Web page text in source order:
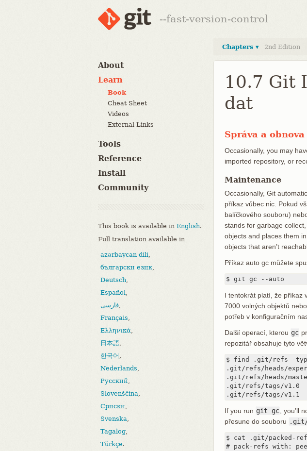
--fast-version-control
About
Learn
Book
Cheat Sheet
Videos
External Links
Tools
Reference
Install
Community
This book is available in English.
Full translation available in
azərbaycan dili,
български език,
Deutsch,
Español,
فارسی,
Français,
Ελληνικά,
日本語,
한국어 ,
Nederlands,
Русский,
Slovenščina,
Српски,
Svenska,
Tagalog,
Türkçe.
Chapters ▾ 2nd Edition
10.7 Git
dat
Správa a
Occasionally, you may
imported repository, or
Maintenance
Occasionally, Git
příkaz vůbec nic. Pokud
balíčkového souboru)
stands for garbage
objects and places them
objects that aren’t
Příkaz auto gc můžete
$ git gc --auto
I tentokrát platí, že příkaz
7000 volných objektů
potřeb v konfiguračním
Další operací, kterou gc
repozitář obsahuje tyto
$ find .git/refs -
.git/refs/heads/
.git/refs/heads/
.git/refs/tags/v1.0
.git/refs/tags/v1.1
If you run git gc , you’ll
přesune do souboru .git/
$ cat .git/packed-
# pack-refs with: